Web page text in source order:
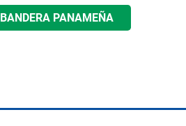
BANDERA PANAMEÑA